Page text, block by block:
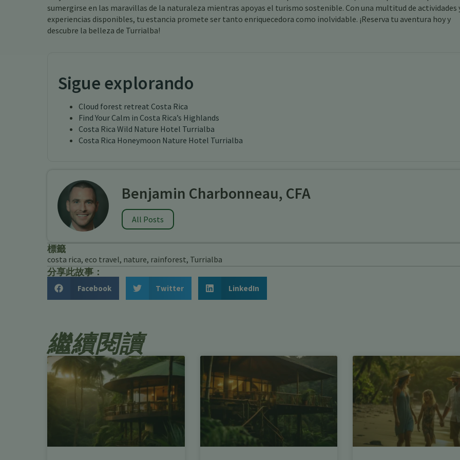
sumergirse en las maravillas de la naturaleza mientras apoyas el turismo sostenible. Con una multitud de actividades
experiencias disponibles, tu estancia promete ser tanto enriquecedora como inolvidable. ¡Reserva tu aventura hoy y
descubre la belleza de Turrialba!
Sigue explorando
Cloud forest retreat Costa Rica
Find Your Calm in Costa Rica’s Highlands
Costa Rica Wild Nature Hotel Turrialba
Costa Rica Honeymoon Nature Hotel Turrialba
Benjamin Charbonneau, CFA
All Posts
標籤
costa rica, eco travel, nature, rainforest, Turrialba
分享此故事：
Facebook Twitter LinkedIn
繼續閱讀